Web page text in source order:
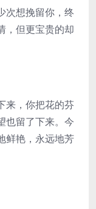
次想挽留你，终
，但更宝贵的却
来，你把花的芬
也留了下来。今
鲜艳，永远地芳